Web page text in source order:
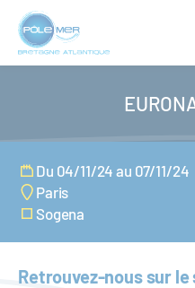
Panneau de gestion des cookies
Aller
contenu
Du 04/11/24 au 07/11/24
Paris
Sogena
Retrouvez-nous sur le